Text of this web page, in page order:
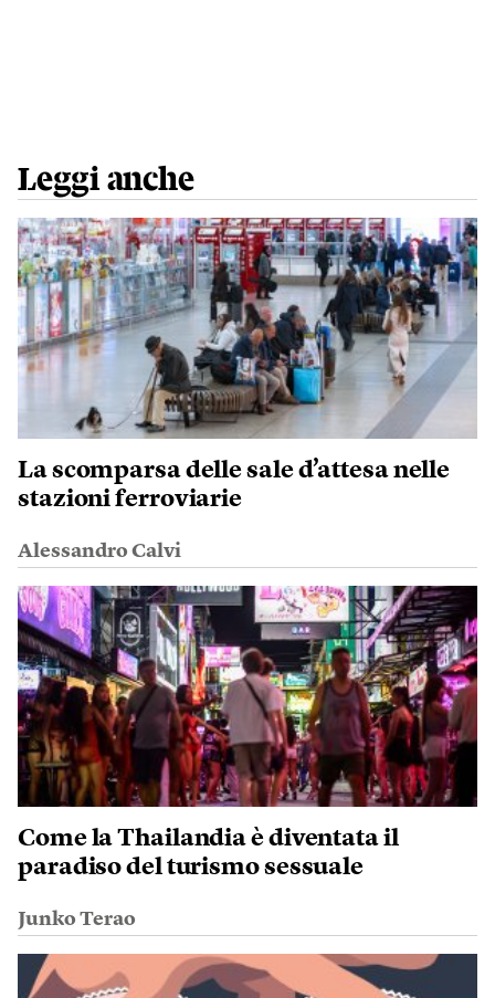
Leggi anche
La scomparsa delle sale d’attesa nelle
stazioni ferroviarie
Alessandro Calvi
Come la Thailandia è diventata il
paradiso del turismo sessuale
Junko Terao